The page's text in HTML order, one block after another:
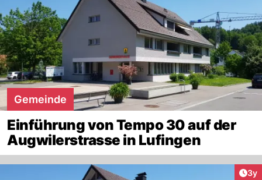
Gemeinde
Einführung von Tempo 30 auf der
Augwilerstrasse in Lufingen
3y